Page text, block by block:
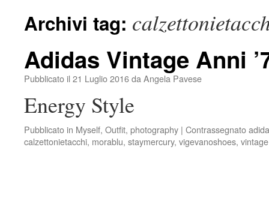
Archivi tag:
Adidas Vintage Anni
Pubblicato il 21 Luglio 2016da Angela Pavese
Energy Style
Pubblicato in Myself, Outfit, photography | Contrassegnato
calzettonietacchi, morablu, staymercury, vigevanoshoes, vintage